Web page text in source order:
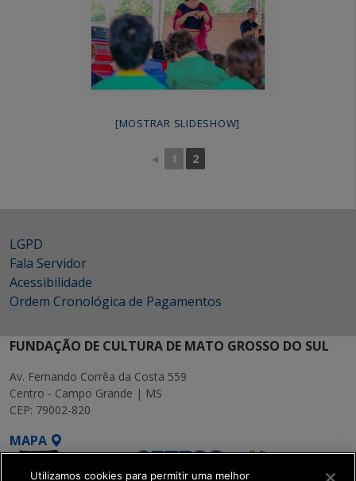
[MOSTRAR SLIDESHOW]
◄ 1 2
LGPD
Fala Servidor
Acessibilidade
Ordem Cronológica de Pagamentos
FUNDAÇÃO DE CULTURA DE MATO GROSSO DO SUL
Av. Fernando Corrêa da Costa 559
Centro - Campo Grande | MS
CEP: 79002-820
MAPA
Utilizamos cookies para permitir uma melhor